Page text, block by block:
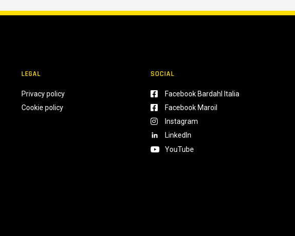
LEGAL
Privacy policy
Cookie policy
SOCIAL
Facebook Bardahl Italia
Facebook Maroil
Instagram
LinkedIn
YouTube